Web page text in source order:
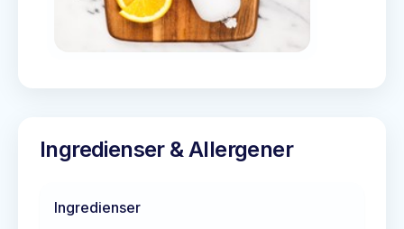
Ingredienser & Allergener
Ingredienser